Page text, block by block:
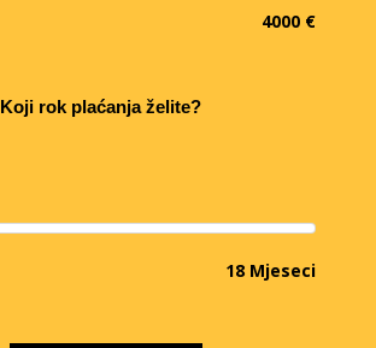
4000 €
Koji rok plaćanja želite?
18 Mjeseci